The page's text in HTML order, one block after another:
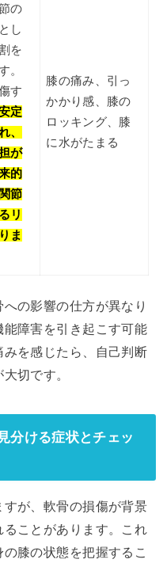
の
し
を
。
す
定
、
が
的
節
リ
ま
膝の痛み、引っ
かかり感、膝の
ロッキング、膝
に水がたまる
の影響の仕方が異なり
障害を引き起こす可能
を感じたら、自己判断
切です。
分ける症状とチェッ
が、軟骨の損傷が背景
ことがあります。これ
膝の状態を把握するこ